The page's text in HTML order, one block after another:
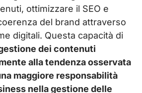
ottimizzare il SEO e
del brand attraverso
digitali. Questa capacità di
dei contenuti
alla tendenza osservata
maggiore responsabilità
nella gestione delle